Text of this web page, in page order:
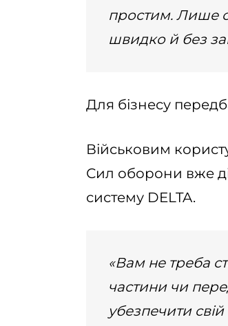
простим. Лише
швидко й без
Для бізнесу
Військовим
Сил оборони вже
систему DELTA.
«Вам не треба
частини чи
убезпечити